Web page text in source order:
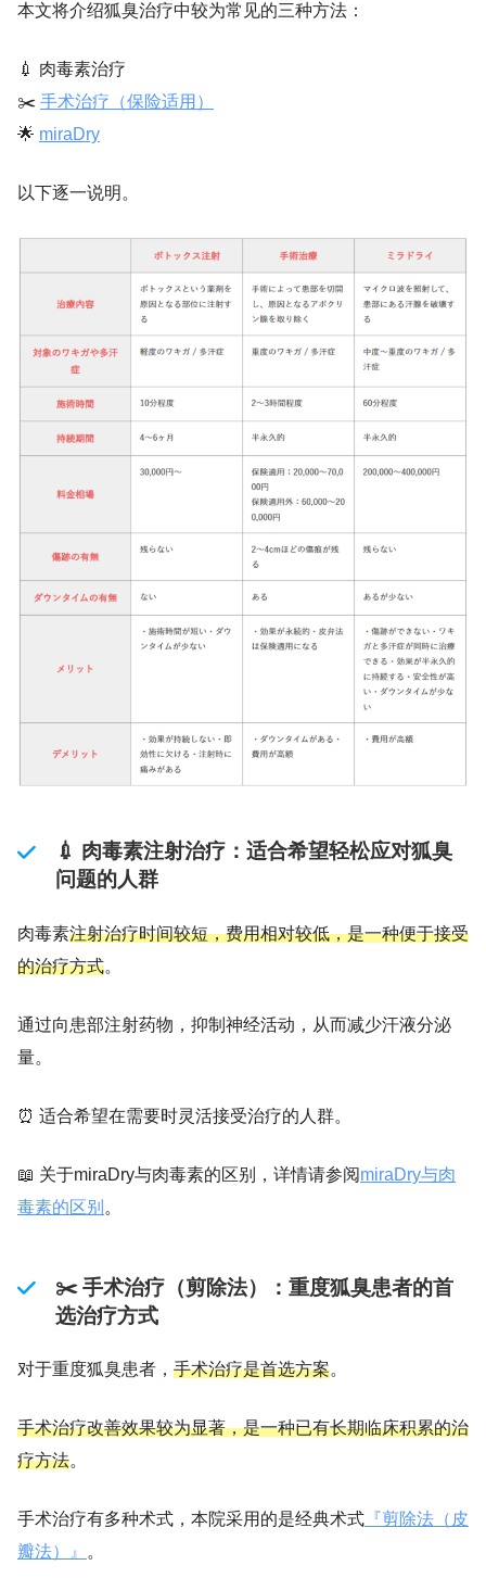
本文将介绍狐臭治疗中较为常见的三种方法：
💉 肉毒素治疗
✂️ 手术治疗（保险适用）
🌟 miraDry
以下逐一说明。
💉 肉毒素注射治疗：适合希望轻松应对狐臭
问题的人群
肉毒素注射治疗时间较短，费用相对较低，是一种便于接受
的治疗方式。
通过向患部注射药物，抑制神经活动，从而减少汗液分泌
量。
⏰ 适合希望在需要时灵活接受治疗的人群。
📖 关于miraDry与肉毒素的区别，详情请参阅miraDry与肉
毒素的区别 。
✂️ 手术治疗（剪除法）：重度狐臭患者的首
选治疗方式
对于重度狐臭患者， 手术治疗是首选方案。
手术治疗改善效果较为显著，是一种已有长期临床积累的治
疗方法。
手术治疗有多种术式，本院采用的是经典术式 『剪除法（皮
瓣法）』
。